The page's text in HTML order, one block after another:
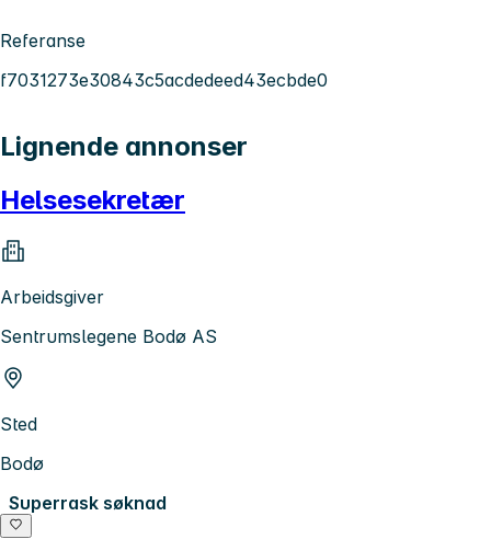
Referanse
f7031273e30843c5acdedeed43ecbde0
Lignende annonser
Helsesekretær
Arbeidsgiver
Sentrumslegene Bodø AS
Sted
Bodø
Superrask søknad